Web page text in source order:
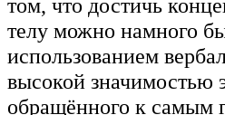
том, что достичь
телу можно намного
использованием
высокой значимостью
обращённого к самым